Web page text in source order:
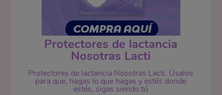
Protectores de lactancia
Nosotras Lacti
Protectores de lactancia Nosotras Lacti. Úsalos
para que, hagas lo que hagas y estés donde
estés, sigas siendo tú